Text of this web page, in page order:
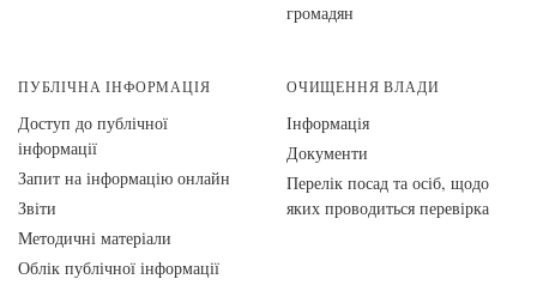
громадян
ПУБЛІЧНА ІНФОРМАЦІЯ
Доступ до публічної
інформації
Запит на інформацію онлайн
Звіти
Методичні матеріали
Облік публічної інформації
ОЧИЩЕННЯ ВЛАДИ
Інформація
Документи
Перелік посад та осіб, щодо
яких проводиться перевірка